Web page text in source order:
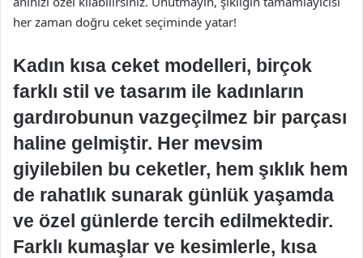
her zaman doğru ceket seçiminde yatar!
Kadın kısa ceket modelleri, birçok
farklı stil ve tasarım ile kadınların
gardırobunun vazgeçilmez bir parçası
haline gelmiştir. Her mevsim
giyilebilen bu ceketler, hem şıklık hem
de rahatlık sunarak günlük yaşamda
ve özel günlerde tercih edilmektedir.
Farklı kumaşlar ve kesimlerle, kısa